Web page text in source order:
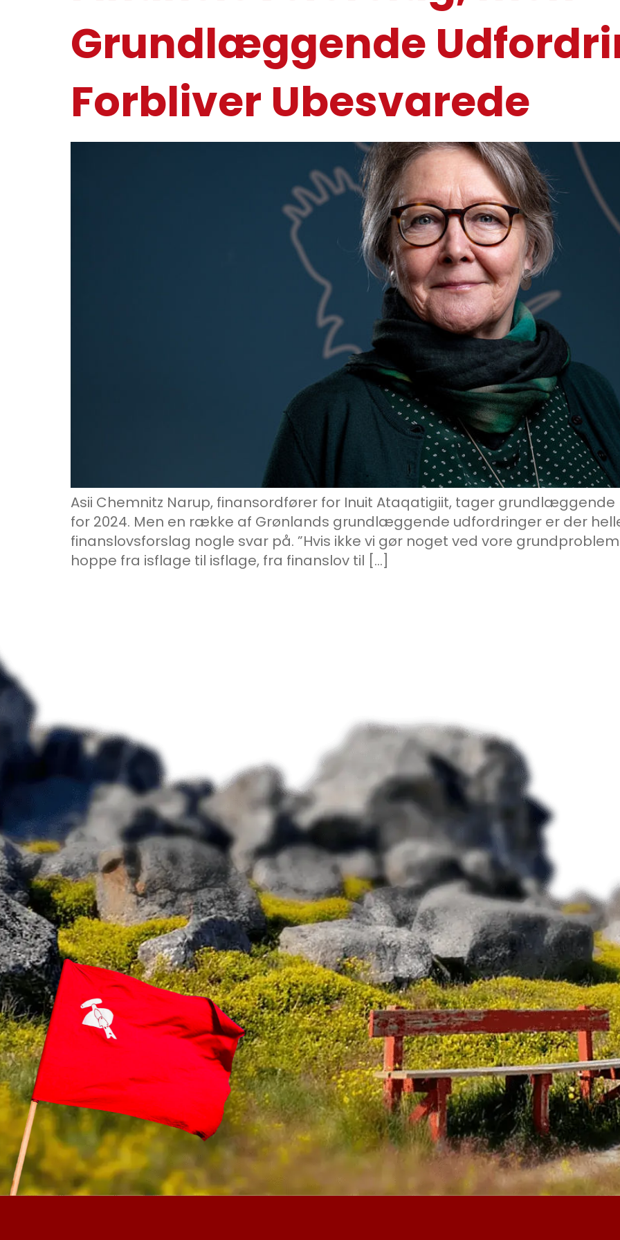
Grundlæggende
Forbliver Ubesvarede
Asii Chemnitz Narup, finansordfører for Inuit Ataqatigiit, tager
for 2024. Men en række af Grønlands grundlæggende udfordringer er der
finanslovsforslag nogle svar på. ”Hvis ikke vi gør noget ved vore
hoppe fra isflage til isflage, fra finanslov til […]